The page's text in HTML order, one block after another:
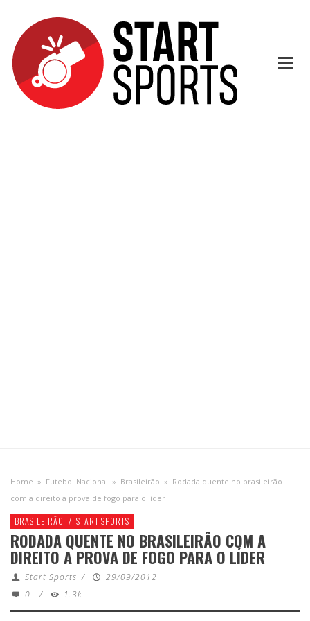
Home » Futebol Nacional » Brasileirão » Rodada quente no brasileirão
com a direito a prova de fogo para o líder
BRASILEIRÃO / START SPORTS
RODADA QUENTE NO BRASILEIRÃO COM A
DIREITO A PROVA DE FOGO PARA O LÍDER
Start Sports /
29/09/2012
0
/ 1.3k